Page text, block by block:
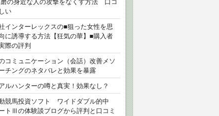
の身近な人の攻撃をなくす方法 口コ
い
インターレックスの■狙った女性を思
に誘導する方法【狂気の華】■購入者
際の評判
コミュニケーション（会話）改善メソ
チングのネタバレと効果を暴露
ルハンターの噂と真実！効果なし？
競馬投資ソフト ワイドダブル的中
トⅢの体験談ブログから評判と口コミ